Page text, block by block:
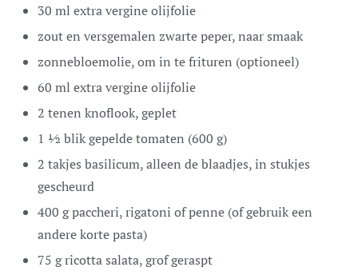
30 ml extra vergine olijfolie
zout en versgemalen zwarte peper,naar smaak
zonnebloemolie,om in te frituren (optioneel)
60 ml extra vergine olijfolie
2 tenen knoflook,geplet
1 ½ blik gepelde tomaten (600 g)
2 takjes basilicum,alleen de blaadjes, in stukjes
gescheurd
400 gpaccheri,rigatoni of penne (of gebruik een
andere korte pasta)
75 gricotta salata,grof geraspt